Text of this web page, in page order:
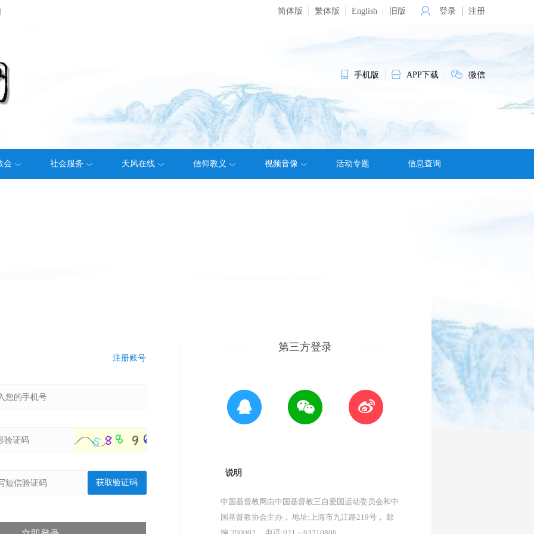
简体版 繁体版 English 旧版 登录 注册
手机版 APP下载 微信
会 社会服务 天风在线 信仰教义 视频音像 活动专题 信息查询
注册账号
获取验证码
第三方登录
说明
中国基督教网由中国基督教三自爱国运动委员会和中
国基督教协会主办， 地址:上海市九江路219号， 邮